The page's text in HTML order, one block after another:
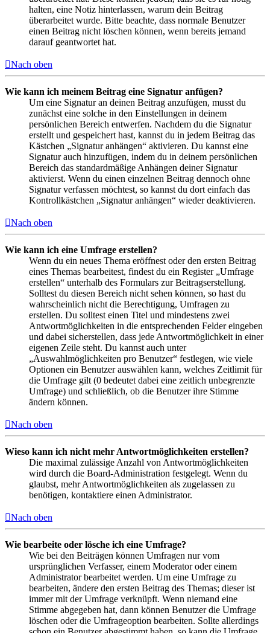
halten, eine Notiz hinterlassen, warum dein Beitrag
überarbeitet wurde. Bitte beachte, dass normale Benutzer
einen Beitrag nicht löschen können, wenn bereits jemand
darauf geantwortet hat.
Nach oben
Wie kann ich meinem Beitrag eine Signatur anfügen?
Um eine Signatur an deinen Beitrag anzufügen, musst du
zunächst eine solche in den Einstellungen in deinem
persönlichen Bereich entwerfen. Nachdem du die Signatur
erstellt und gespeichert hast, kannst du in jedem Beitrag das
Kästchen „Signatur anhängen“ aktivieren. Du kannst eine
Signatur auch hinzufügen, indem du in deinem persönlichen
Bereich das standardmäßige Anhängen deiner Signatur
aktivierst. Wenn du einen einzelnen Beitrag dennoch ohne
Signatur verfassen möchtest, so kannst du dort einfach das
Kontrollkästchen „Signatur anhängen“ wieder deaktivieren.
Nach oben
Wie kann ich eine Umfrage erstellen?
Wenn du ein neues Thema eröffnest oder den ersten Beitrag
eines Themas bearbeitest, findest du ein Register „Umfrage
erstellen“ unterhalb des Formulars zur Beitragserstellung.
Solltest du diesen Bereich nicht sehen können, so hast du
wahrscheinlich nicht die Berechtigung, Umfragen zu
erstellen. Du solltest einen Titel und mindestens zwei
Antwortmöglichkeiten in die entsprechenden Felder eingeben
und dabei sicherstellen, dass jede Antwortmöglichkeit in einer
eigenen Zeile steht. Du kannst auch unter
„Auswahlmöglichkeiten pro Benutzer“ festlegen, wie viele
Optionen ein Benutzer auswählen kann, welches Zeitlimit für
die Umfrage gilt (0 bedeutet dabei eine zeitlich unbegrenzte
Umfrage) und schließlich, ob die Benutzer ihre Stimme
ändern können.
Nach oben
Wieso kann ich nicht mehr Antwortmöglichkeiten erstellen?
Die maximal zulässige Anzahl von Antwortmöglichkeiten
wird durch die Board-Administration festgelegt. Wenn du
glaubst, mehr Antwortmöglichkeiten als zugelassen zu
benötigen, kontaktiere einen Administrator.
Nach oben
Wie bearbeite oder lösche ich eine Umfrage?
Wie bei den Beiträgen können Umfragen nur vom
ursprünglichen Verfasser, einem Moderator oder einem
Administrator bearbeitet werden. Um eine Umfrage zu
bearbeiten, ändere den ersten Beitrag des Themas; dieser ist
immer mit der Umfrage verknüpft. Wenn niemand eine
Stimme abgegeben hat, dann können Benutzer die Umfrage
löschen oder die Umfrageoption bearbeiten. Sollte allerdings